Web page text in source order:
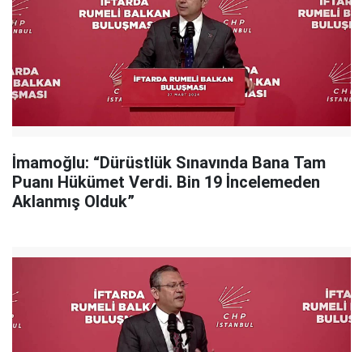
İmamoğlu: “Dürüstlük Sınavında Bana Tam
Puanı Hükümet Verdi. Bin 19 İncelemeden
Aklanmış Olduk”